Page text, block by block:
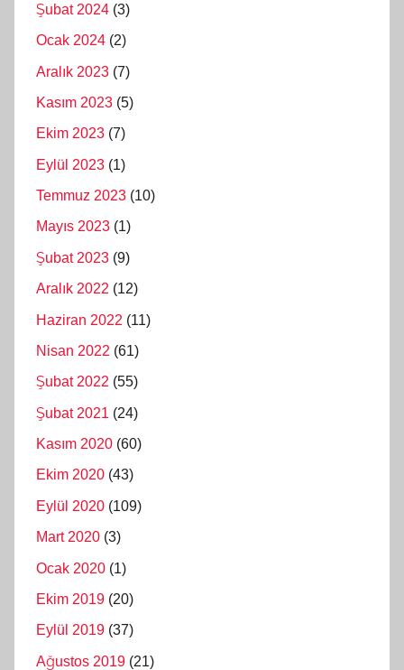
Şubat 2024 (3)
Ocak 2024 (2)
Aralık 2023 (7)
Kasım 2023 (5)
Ekim 2023 (7)
Eylül 2023 (1)
Temmuz 2023 (10)
Mayıs 2023 (1)
Şubat 2023 (9)
Aralık 2022 (12)
Haziran 2022 (11)
Nisan 2022 (61)
Şubat 2022 (55)
Şubat 2021 (24)
Kasım 2020 (60)
Ekim 2020 (43)
Eylül 2020 (109)
Mart 2020 (3)
Ocak 2020 (1)
Ekim 2019 (20)
Eylül 2019 (37)
Ağustos 2019 (21)